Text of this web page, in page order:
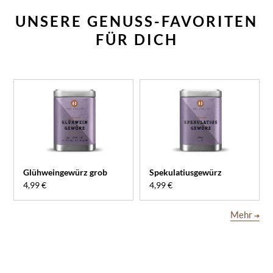
UNSERE GENUSS-FAVORITEN
FÜR DICH
Glühweingewürz grob
4,99 €
Spekulatiusgewürz
4,99 €
Mehr ➔